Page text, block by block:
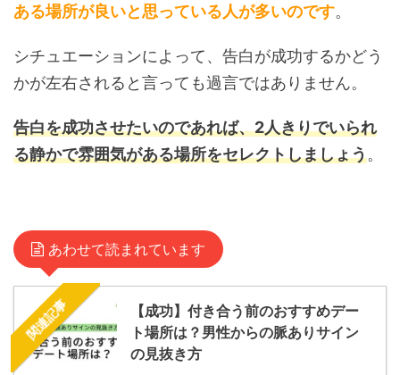
ある場所が良いと思っている人が多いのです。
シチュエーションによって、告白が成功するかどう
かが左右されると言っても過言ではありません。
告白を成功させたいのであれば、2人きりでいられ
る静かで雰囲気がある場所をセレクトしましょう。
あわせて読まれています
関連記事
【成功】付き合う前のおすすめデー
ト場所は？男性からの脈ありサイン
の見抜き方